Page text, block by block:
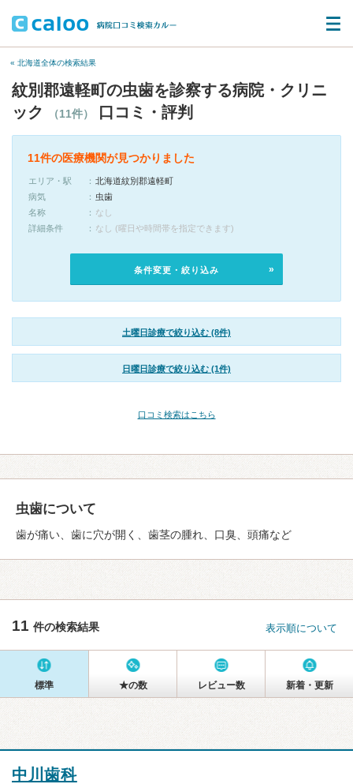
« 北海道全体の検索結果
紋別郡遠軽町の虫歯を診察する病院・クリニ
ック
（11件） 口コミ・評判
11件の医療機関が見つかりました
エリア・駅
北海道紋別郡遠軽町
病気
虫歯
名称
なし
詳細条件
なし (曜日や時間帯を指定できます)
条件変更・絞り込み
土曜日診療で絞り込む (8件)
日曜日診療で絞り込む (1件)
口コミ検索はこちら
虫歯について
歯が痛い、歯に穴が開く、歯茎の腫れ、口臭、頭痛など
11 件の検索結果 表示順について
標準 ★の数 レビュー数 新着・更新
中川歯科